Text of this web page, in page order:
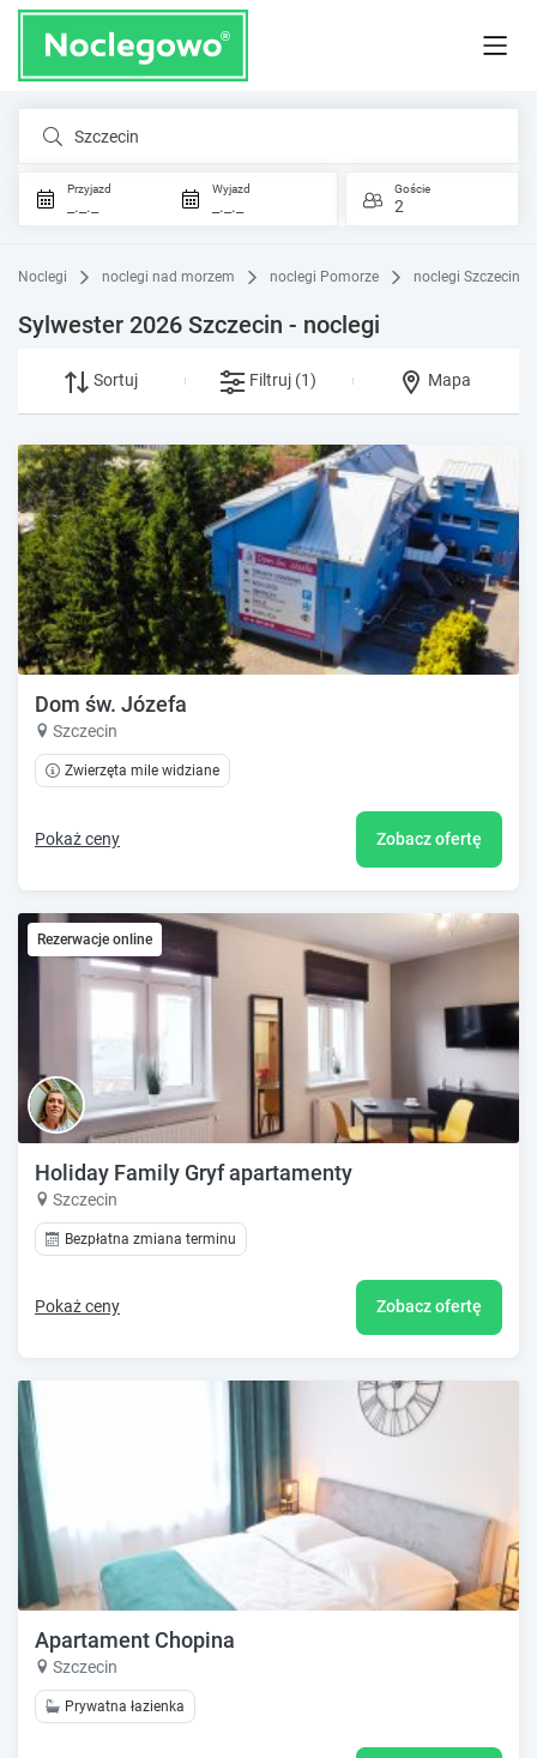
Szczecin
Przyjazd
_._._
Wyjazd
_._._
Goście
2
Noclegi noclegi nad morzem noclegi Pomorze noclegi Szczecin
Sylwester 2026 Szczecin - noclegi
Sortuj Filtruj (1) Mapa
Dom św. Józefa
Szczecin
Zwierzęta mile widziane
Pokaż ceny Zobacz ofertę
Rezerwacje online
Holiday Family Gryf apartamenty
Szczecin
Bezpłatna zmiana terminu
Pokaż ceny Zobacz ofertę
Apartament Chopina
Szczecin
Prywatna łazienka